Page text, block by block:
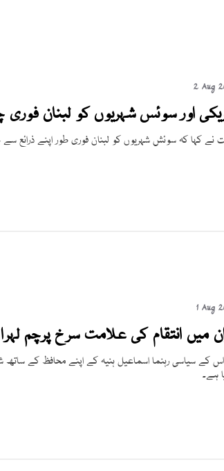
2 Aug
اور سوئس شہریوں کو لبنان
نے کہا کہ سوئش شہریوں کو لبنان فوری طور اپنے ذرائع سے
1 Aug
میں انتقام کی علامت سرخ پرچم لہرا
کے سیاسی رہنما اسماعیل ہنیہ کے اپنے محافظ کے ساتھ
ہے۔